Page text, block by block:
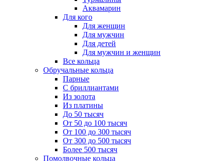
Аквамарин
Для кого
Для женщин
Для мужчин
Для детей
Для мужчин и женщин
Все кольца
Обручальные кольца
Парные
С бриллиантами
Из золота
Из платины
До 50 тысяч
От 50 до 100 тысяч
От 100 до 300 тысяч
От 300 до 500 тысяч
Более 500 тысяч
Помолвочные кольца